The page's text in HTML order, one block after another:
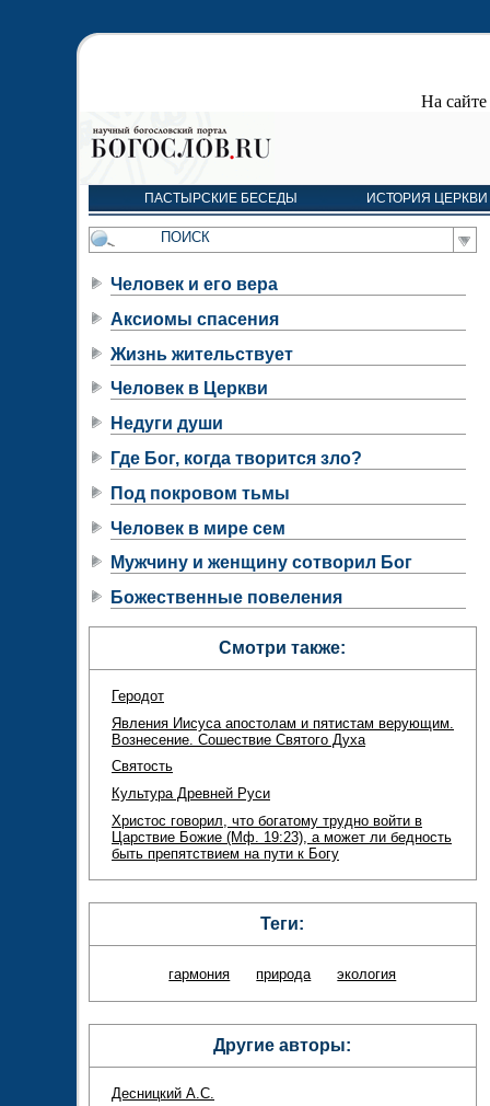
На сайте
ПАСТЫРСКИЕ БЕСЕДЫ ИСТОРИЯ ЦЕРКВИ
Человек и его вера
Аксиомы спасения
Жизнь жительствует
Человек в Церкви
Недуги души
Где Бог, когда творится зло?
Под покровом тьмы
Человек в мире сем
Мужчину и женщину сотворил Бог
Божественные повеления
Смотри также:
Геродот
Явления Иисуса апостолам и пятистам верующим.
Вознесение. Сошествие Святого Духа
Святость
Культура Древней Руси
Христос говорил, что богатому трудно войти в
Царствие Божие (Мф. 19:23), а может ли бедность
быть препятствием на пути к Богу
Теги:
гармония природа экология
Другие авторы:
Десницкий А.С.